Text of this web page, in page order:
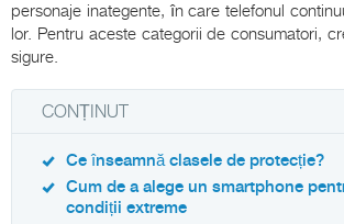
personaje inategente, în care telefonul
lor. Pentru aceste categorii de consumatori,
sigure.
CONȚINUT
Ce înseamnă clasele de protecție?
Cum de a alege un smartphone
condiții extreme